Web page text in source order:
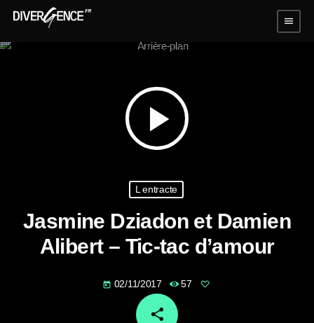
menu
play_arrow
L entracte
Jasmine Dziadon et Damien
Alibert – Tic-tac d’amour
today 02/11/2017 57
share
email